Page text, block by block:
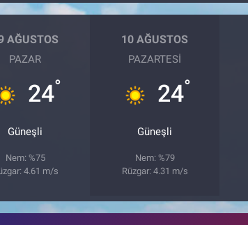
AĞUSTOS
PAZAR
24°
Güneşli
Nem: %75
4.61 m/s
10 AĞUSTOS
PAZARTESI
24°
Güneşli
Nem: %79
Rüzgar: 4.31 m/s